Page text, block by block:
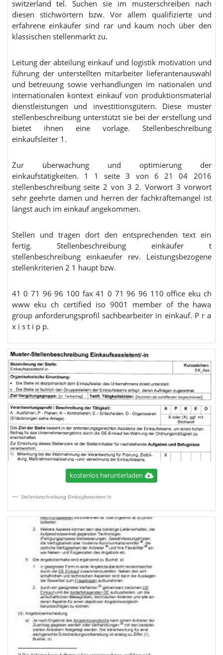
switzerland tel. Suchen sie im musterschreiben nach
diesen stichwörtern bzw. Vor allem qualifizierte und
erfahrene einkäufer sind rar und kaum noch über den
klassischen stellenmarkt zu.
Leitung der abteilung einkauf und logistik motivation und
führung der unterstellten mitarbeiter lieferantenauswahl
und betreuung sowie verhandlungen im nationalen und
internationalen kontext einkauf von produktionsmaterial
dienstleistungen und investitionsgütern. Diese muster
stellenbeschreibung unterstützt sie bei der erstellung und
bietet ihnen eine vorlage. Stellenbeschreibung
einkaufsleiter 1.
Zur überwachung und optimierung der
einkaufstätigkeiten. 1 1 seite 3 von 6 21 04 2016
stellenbeschreibung seite 2 von 3 2. Vorwort 3 vorwort
sehr geehrte damen und herren der fachkräftemangel ist
längst auch im einkauf angekommen.
Stellen und tragen dort den entsprechenden text ein
fertig. Stellenbeschreibung einkäufer t
stellenbeschreibung einkaeufer rev. Leistungsbezogene
stellenkriterien 2 1 haupt bzw.
41 0 71 96 96 100 fax 41 0 71 96 96 110 office eku ch
www eku ch certified iso 9001 member of the hawa
group anforderungsprofil sachbearbeiter in einkauf. P r a
x i s t i p p.
kostenlos herunterladen
Stellenbeschreibung Einkaufsassistent In